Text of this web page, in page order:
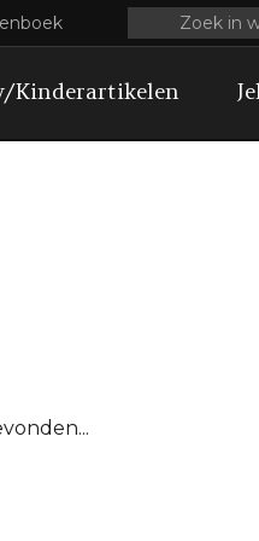
Kinderartikelen